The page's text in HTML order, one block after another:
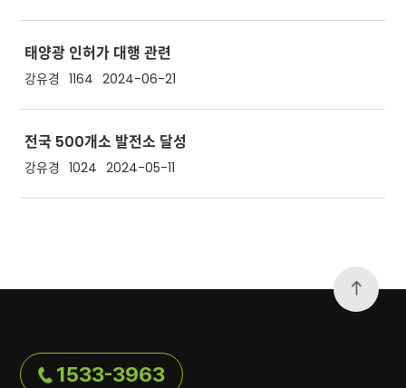
태양광 인허가 대행 관련
강유경 1164 2024-06-21
전국 500개소 발전소 달성
강유경 1024 2024-05-11
1533-3963